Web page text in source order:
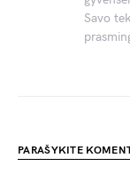
Savo
PARAŠYKITE